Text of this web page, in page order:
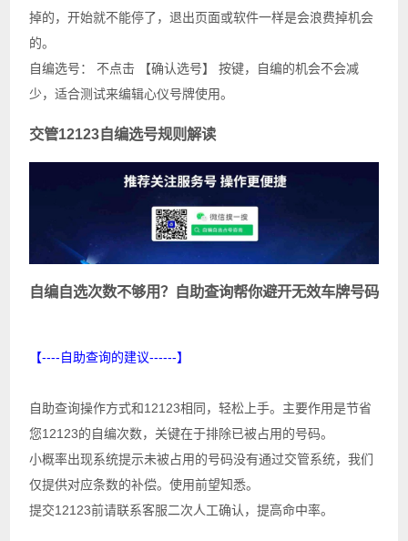
掉的，开始就不能停了，退出页面或软件一样是会浪费掉机会
的。
自编选号： 不点击 【确认选号】 按键，自编的机会不会减
少，适合测试来编辑心仪号牌使用。
交管12123自编选号规则解读
自编自选次数不够用？自助查询帮你避开无效车牌号码
【----自助查询的建议------】
自助查询操作方式和12123相同，轻松上手。主要作用是节省
您12123的自编次数，关键在于排除已被占用的号码。
小概率出现系统提示未被占用的号码没有通过交管系统，我们
仅提供对应条数的补偿。使用前望知悉。
提交12123前请联系客服二次人工确认，提高命中率。